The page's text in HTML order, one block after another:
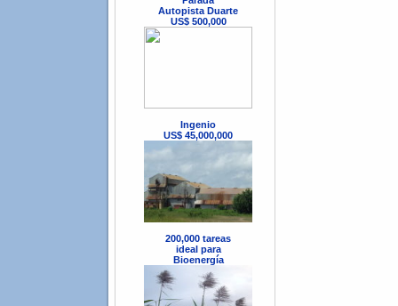
Autopista Duarte
US$ 500,000
Ingenio
US$ 45,000,000
200,000 tareas
ideal para
Bioenergía